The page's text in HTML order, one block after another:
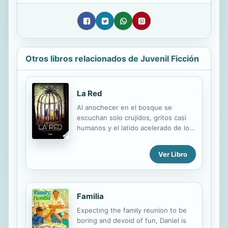
Otros libros relacionados de Juvenil Ficción
La Red
Al anochecer en el bosque se
escuchan solo crujidos, gritos casi
humanos y el latido acelerado de los
Elías. En sus cabezas, la misma
pregunta martillea ferozmente:
¿cómo terminaron allí, solos? No hay
creer que sus familias hayan
decidido abandonarlos. Dos ojos los
espían desde detrás de los árboles y
Ver Libro
Familia
Expecting the family reunion to be
boring and devoid of fun, Daniel is